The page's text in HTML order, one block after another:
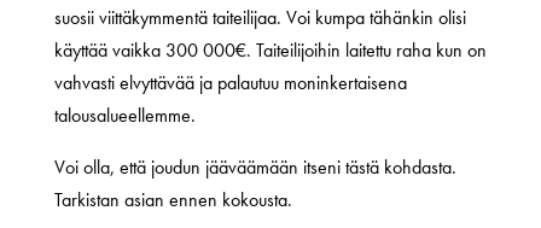
suosii viittäkymmentä taiteilijaa. Voi kumpa tähänkin olisi
käyttää vaikka 300 000€. Taiteilijoihin laitettu raha kun on
vahvasti elvyttävää ja palautuu moninkertaisena
talousalueellemme.
Voi olla, että joudun jääväämään itseni tästä kohdasta.
Tarkistan asian ennen kokousta.